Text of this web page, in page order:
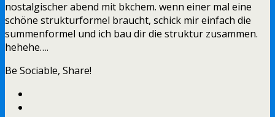
nostalgischer abend mit bkchem. wenn einer mal eine
schöne strukturformel braucht, schick mir einfach die
summenformel und ich bau dir die struktur zusammen.
hehehe….
Be Sociable, Share!